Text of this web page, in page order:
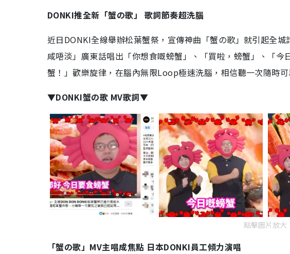
DONKI推全新「蟹の歌」 歌詞節奏超洗腦
近日DONKI全線舉辦松葉蟹祭，宣傳神曲「蟹の歌」就引起全
咸唔淡」廣東話唱出「你想食嘅螃蟹」、「買啦，螃蟹」、「今
蟹！」歡樂旋律，在腦內無限Loop極速洗腦，相信聽一次隨時可
▼DONKI蟹の歌 MV歌詞▼
點擊圖片放大
「蟹の歌」MV主唱成焦點 日本DONKI員工傾力演唱